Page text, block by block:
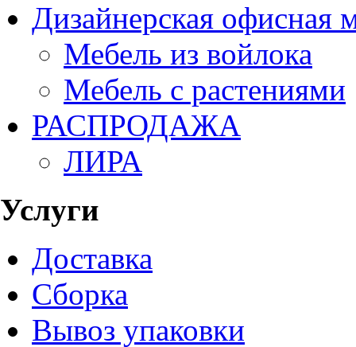
Дизайнерская офисная
Мебель из войлока
Мебель с растениями
РАСПРОДАЖА
ЛИРА
Услуги
Доставка
Сборка
Вывоз упаковки